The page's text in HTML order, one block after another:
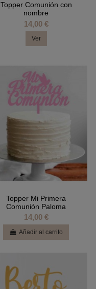
Topper Comunión con
nombre
14,00 €
Ver
Topper Mi Primera
Comunión Paloma
14,00 €
Añadir al carrito